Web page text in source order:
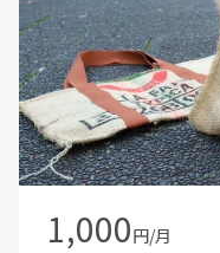
1,000円/月